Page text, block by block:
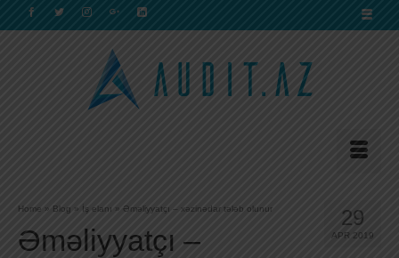
29
APR 2019
Home » Blog » İş elanı » Əməliyyatçı – xəzinədar tələb olunur
Əməliyyatçı –